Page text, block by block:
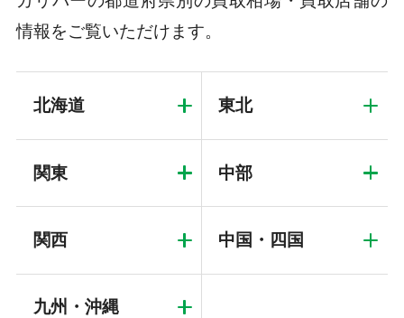
情報をご覧いただけます。
北海道 東北
関東 中部
関西 中国・四国
九州・沖縄